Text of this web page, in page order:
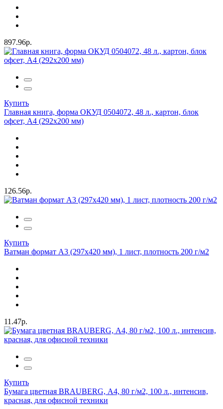
897.96р.
Купить
Главная книга, форма ОКУД 0504072, 48 л., картон, блок
офсет, А4 (292х200 мм)
126.56р.
Купить
Ватман формат А3 (297х420 мм), 1 лист, плотность 200 г/м2
11.47р.
Купить
Бумага цветная BRAUBERG, А4, 80 г/м2, 100 л., интенсив,
красная, для офисной техники